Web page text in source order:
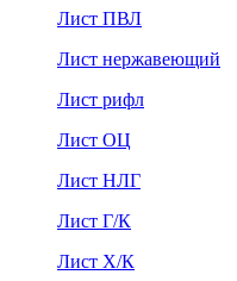
Лист ПВЛ
Лист нержавеющий
Лист рифл
Лист ОЦ
Лист НЛГ
Лист Г/К
Лист Х/К